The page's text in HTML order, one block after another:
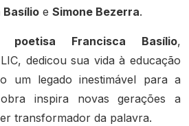
Basílio e Simone Bezerra.
poetisa Francisca Basílio,
dedicou sua vida à educação
um legado inestimável para a
inspira novas gerações a
transformador da palavra.